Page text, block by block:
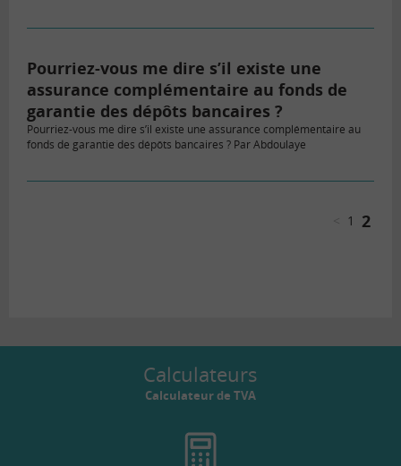
Pourriez-vous me dire s’il existe une
assurance complémentaire au fonds de
garantie des dépôts bancaires ?
Pourriez-vous me dire s’il existe une assurance complémentaire au
fonds de garantie des dépôts bancaires ? Par Abdoulaye
1 2
Calculateurs
Calculateur de TVA